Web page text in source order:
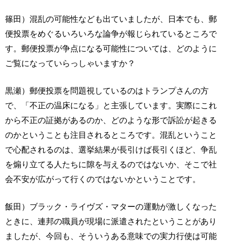
篠田）混乱の可能性なども出ていましたが、日本でも、郵
便投票をめぐるいろいろな論争が報じられているところで
す。郵便投票が争点になる可能性については、どのように
ご覧になっていらっしゃいますか？
黒瀬）郵便投票を問題視しているのはトランプさんの方
で、「不正の温床になる」と主張しています。実際にこれ
から不正の証拠があるのか、どのような形で訴訟が起きる
のかということも注目されるところです。混乱ということ
で心配されるのは、選挙結果が長引けば長引くほど、争乱
を煽り立てる人たちに隙を与えるのではないか、そこで社
会不安が広がって行くのではないかということです。
飯田）ブラック・ライヴズ・マターの運動が激しくなった
ときに、連邦の職員が現場に派遣されたということがあり
ましたが、今回も、そういうある意味での実力行使は可能